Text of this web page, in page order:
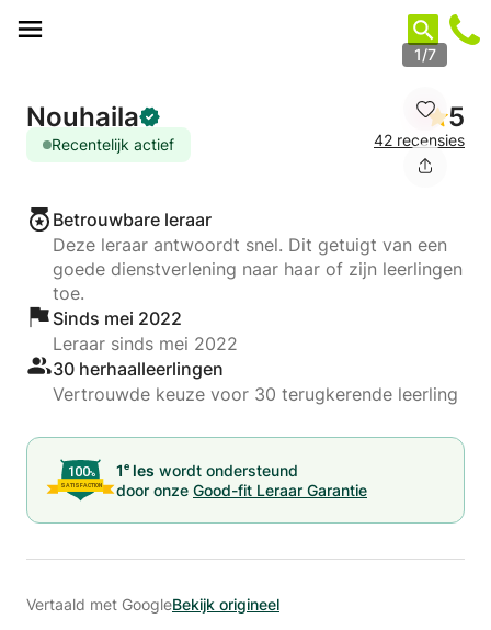
1/7
Nouhaila
Recentelijk actief
5
42 recensies
Betrouwbare leraar
Deze leraar antwoordt snel. Dit getuigt van een
goede dienstverlening naar haar of zijn leerlingen
toe.
Sinds mei 2022
Leraar sinds mei 2022
30 herhaalleerlingen
Vertrouwde keuze voor 30 terugkerende leerling
1e les wordt ondersteund
door onze Good-fit Leraar Garantie
Vertaald met GoogleBekijk origineel